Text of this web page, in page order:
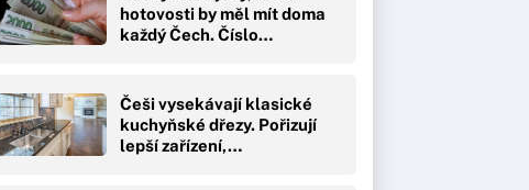
hotovosti by měl mít doma
každý Čech. Číslo…
Češi vysekávají klasické
kuchyňské dřezy. Pořizují
lepší zařízení,…